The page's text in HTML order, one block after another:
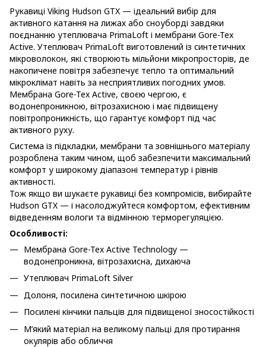
Рукавиці Viking Hudson GTX — ідеальний вибір для
активного катання на лижах або сноуборді завдяки
поєднанню утеплювача PrimaLoft і мембрани Gore-Tex
Active. Утеплювач PrimaLoft виготовлений із синтетичних
мікроволокон, які створюють мільйони мікропросторів, де
накопичене повітря забезпечує тепло та оптимальний
мікроклімат навіть за несприятливих погодних умов.
Мембрана Gore-Tex Active, своєю чергою, є
водонепроникною, вітрозахисною і має підвищену
повітропроникність, що гарантує комфорт під час
активного руху.
Система із підкладки, мембрани та зовнішнього матеріалу
розроблена таким чином, щоб забезпечити максимальний
комфорт у широкому діапазоні температур і рівнів
активності.
Тож якщо ви шукаєте рукавиці без компромісів, вибирайте
Hudson GTX — і насолоджуйтеся комфортом, ефективним
відведенням вологи та відмінною терморегуляцією.
Особливості:
Мембрана Gore-Tex Active Technology —
водонепроникна, вітрозахисна, дихаюча
Утеплювач PrimaLoft Silver
Долоня, посилена синтетичною шкірою
Посилені кінчики пальців для підвищеної зносостійкості
М’який матеріал на великому пальці для протирання
окулярів або обличчя